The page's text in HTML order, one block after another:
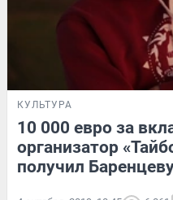
КУЛЬТУРА
10 000 евро за
организатор
получил